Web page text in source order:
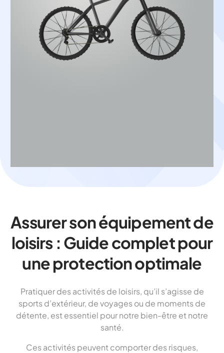
Assurer son équipement de
loisirs : Guide complet pour
une protection optimale
Pratiquer des activités de loisirs, qu’il s’agisse de
sports d’extérieur, de voyages ou de moments de
détente, est essentiel pour notre bien-être et notre
santé.
Ces activités peuvent comporter des risques,